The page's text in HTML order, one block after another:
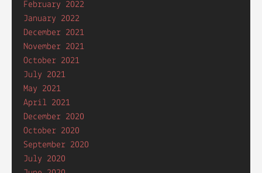
February 2022
January 2022
December 2021
November 2021
October 2021
July 2021
May 2021
April 2021
December 2020
October 2020
September 2020
July 2020